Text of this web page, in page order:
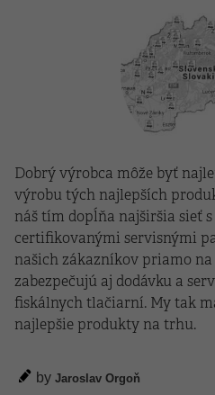
Dobrý výrobca môže byť
výrobu tých najlepších
náš tím dopĺňa najširšia sieť
certifikovanými servisnými
našich zákazníkov priamo
zabezpečujú aj dodávku a
fiskálnych tlačiarní. My tak
najlepšie produkty na trhu.
by Jaroslav Orgoň